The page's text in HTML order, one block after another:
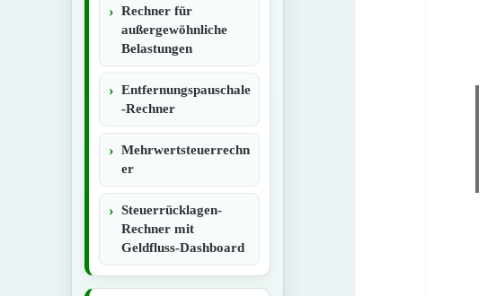
Rechner für
außergewöhnliche
Belastungen
Entfernungspauschale
-Rechner
Mehrwertsteuerrechn
er
Steuerrücklagen-
Rechner mit
Geldfluss-Dashboard